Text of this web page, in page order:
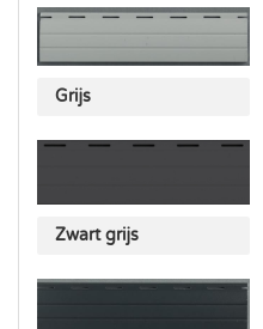
Grijs
Zwart grijs